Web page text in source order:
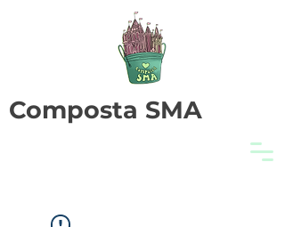
Composta SMA